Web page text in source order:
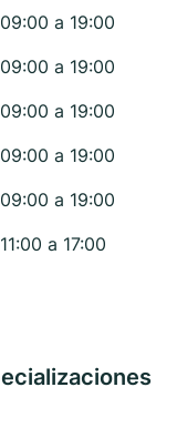
09:00 a 19:00
09:00 a 19:00
09:00 a 19:00
09:00 a 19:00
09:00 a 19:00
11:00 a 17:00